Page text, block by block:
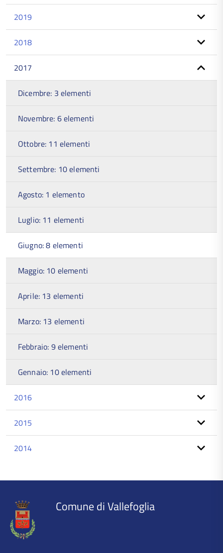
2019
2018
2017
Dicembre: 3 elementi
Novembre: 6 elementi
Ottobre: 11 elementi
Settembre: 10 elementi
Agosto: 1 elemento
Luglio: 11 elementi
Giugno: 8 elementi
Maggio: 10 elementi
Aprile: 13 elementi
Marzo: 13 elementi
Febbraio: 9 elementi
Gennaio: 10 elementi
2016
2015
2014
del
Comune di Vallefoglia